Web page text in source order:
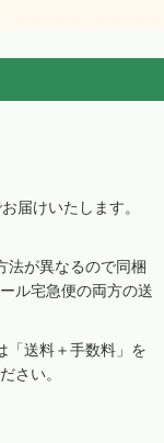
届けいたします。
法が異なるので同梱
ル宅急便の両方の送
「送料＋手数料」を
さい。